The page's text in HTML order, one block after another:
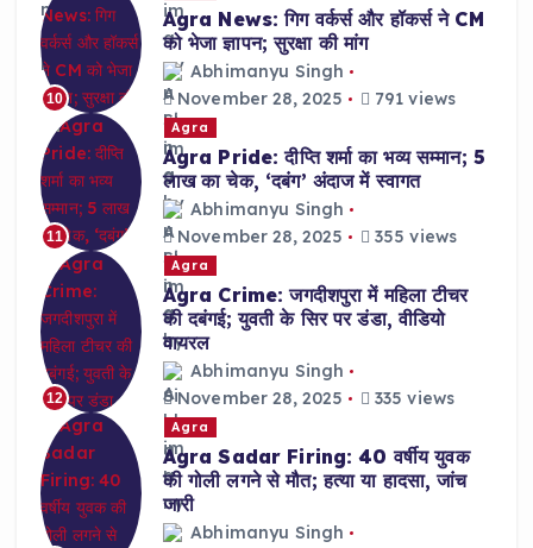
10
Agra News: गिग वर्कर्स और हॉकर्स ने CM
को भेजा ज्ञापन; सुरक्षा की मांग
Abhimanyu Singh
November 28, 2025
791 views
11
Agra
Agra Pride: दीप्ति शर्मा का भव्य सम्मान; 5
लाख का चेक, ‘दबंग’ अंदाज में स्वागत
Abhimanyu Singh
November 28, 2025
355 views
12
Agra
Agra Crime: जगदीशपुरा में महिला टीचर
की दबंगई; युवती के सिर पर डंडा, वीडियो
वायरल
Abhimanyu Singh
November 28, 2025
335 views
Agra
Agra Sadar Firing: 40 वर्षीय युवक
की गोली लगने से मौत; हत्या या हादसा, जांच
जारी
Abhimanyu Singh